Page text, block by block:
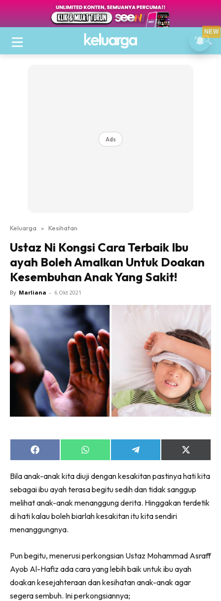
Ads
Keluarga » Kesihatan
Ustaz Ni Kongsi Cara Terbaik Ibu
ayah Boleh Amalkan Untuk Doakan
Kesembuhan Anak Yang Sakit!
By Marliana - 6 Okt 2021
Share
on
Share
on
Share
on
Share
on
(Twitter)
Bila anak-anak kita diuji dengan kesakitan pastinya hati kita
sebagai ibu ayah terasa begitu sedih dan tidak sanggup
melihat anak-anak menanggung derita. Hinggakan terdetik
di hati kalau boleh biarlah kesakitan itu kita sendiri
menanggungnya.
Pun begitu, menerusi perkongsian Ustaz Mohammad Asraff
Ayob Al-Hafiz ada cara yang lebih baik untuk ibu ayah
doakan kesejahteraan dan kesihatan anak-anak agar
segera sembuh. Ini perkongsiannya;
NEW